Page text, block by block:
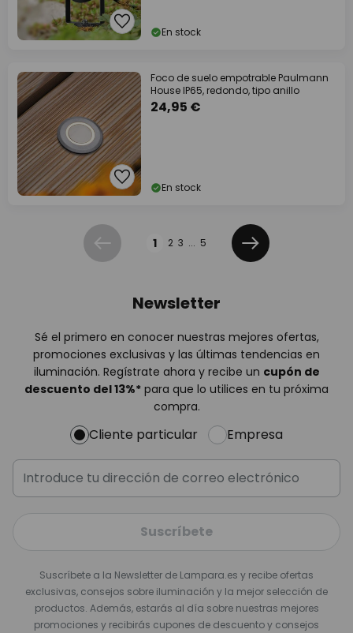
En stock
Foco de suelo empotrable Paulmann
House IP65, redondo, tipo anillo
24,95 €
En stock
Anterior 1 2 3 ... 5
Siguiente
Newsletter
Sé el primero en conocer nuestras mejores ofertas,
promociones exclusivas y las últimas tendencias en
iluminación. Regístrate ahora y recibe un cupón de
descuento del13%* para que lo utilices en tu próxima
compra.
Cliente particular Empresa
Suscríbete
Suscríbete a la Newsletter de Lampara.es y recibe ofertas
exclusivas, consejos sobre iluminación y la mejor selección de
productos. Además, estarás al día sobre nuestras mejores
promociones y recibirás cupones de descuento y consejos